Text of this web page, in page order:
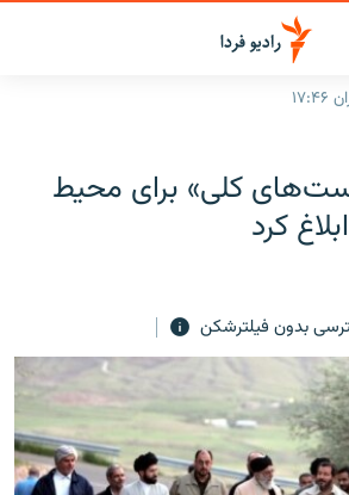
کلی» برای محیط
کرد
بدون فیلترشکن